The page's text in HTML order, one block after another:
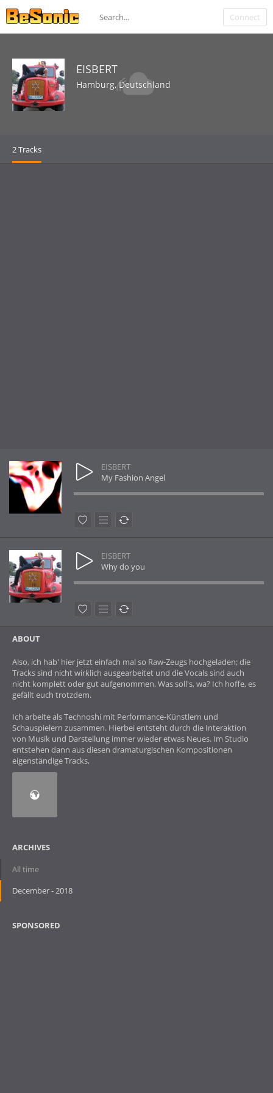
Connect
EISBERT
Hamburg, Deutschland
2 Tracks
EISBERT
My Fashion Angel
EISBERT
Why do you
ABOUT
Also, ich hab' hier jetzt einfach mal so Raw-Zeugs hochgeladen; die
Tracks sind nicht wirklich ausgearbeitet und die Vocals sind auch
nicht komplett oder gut aufgenommen. Was soll's, wa? Ich hoffe, es
gefällt euch trotzdem.
Ich arbeite als Technoshi mit Performance-Künstlern und
Schauspielern zusammen. Hierbei entsteht durch die Interaktion
von Musik und Darstellung immer wieder etwas Neues. Im Studio
entstehen dann aus diesen dramaturgischen Kompositionen
eigenständige Tracks,
ARCHIVES
All time
December - 2018
SPONSORED